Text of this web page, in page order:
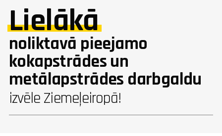
Lielākā
noliktavā pieejamo
kokapstrādes un
metālapstrādes darbgaldu
izvēle Ziemeļeiropā!